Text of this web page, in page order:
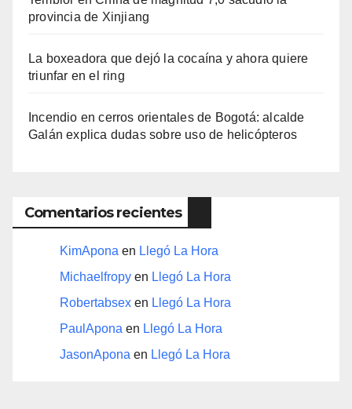
provincia de Xinjiang
La boxeadora que dejó la cocaína y ahora quiere
triunfar en el ring​
Incendio en cerros orientales de Bogotá: alcalde
Galán explica dudas sobre uso de helicópteros
Comentarios recientes
KimApona en Llegó La Hora
Michaelfropy en Llegó La Hora
Robertabsex en Llegó La Hora
PaulApona en Llegó La Hora
JasonApona en Llegó La Hora